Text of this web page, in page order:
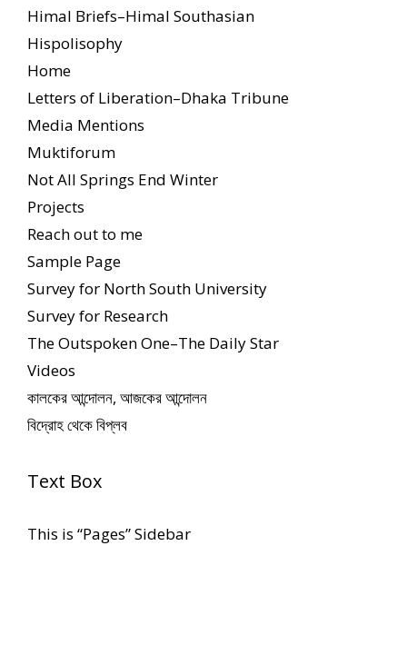
Himal Briefs–Himal Southasian
Hispolisophy
Home
Letters of Liberation–Dhaka Tribune
Media Mentions
Muktiforum
Not All Springs End Winter
Projects
Reach out to me
Sample Page
Survey for North South University
Survey for Research
The Outspoken One–The Daily Star
Videos
কালকের আন্দোলন, আজকের আন্দোলন
বিদ্রোহ থেকে বিপ্লব
Text Box
This is “Pages” Sidebar